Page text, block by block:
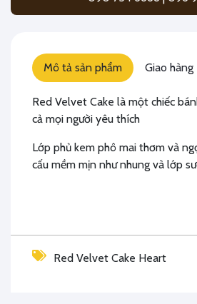
Mô tả sản phẩm Giao hàng
Red Velvet Cake là một chiếc
cả mọi người yêu thích
Lớp phủ kem phô mai thơm và
cấu mềm mịn như nhung và lớp
Red Velvet Cake Heart